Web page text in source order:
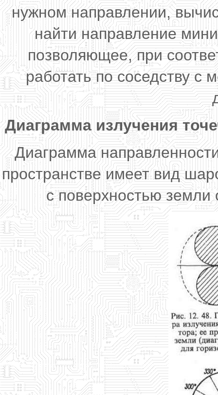
нужном направлении,
найти направление
позволяющее, при
работать по соседству
Диаграмма излучения
Диаграмма
пространстве имеет вид
с поверхностью земли